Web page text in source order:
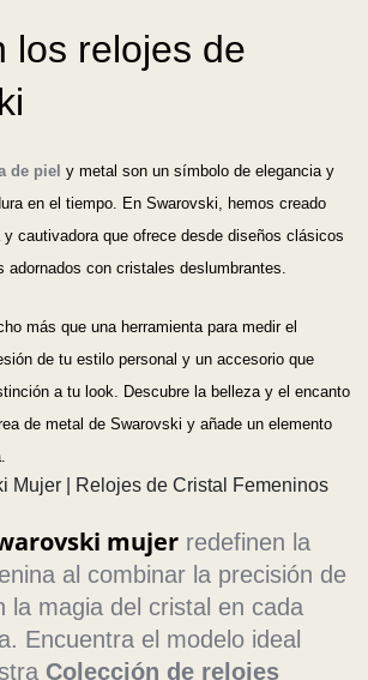
los relojes de
de piel y metal son un símbolo de elegancia y
en el tiempo. En Swarovski, hemos creado
cautivadora que ofrece desde diseños clásicos
adornados con cristales deslumbrantes.
más que una herramienta para medir el
de tu estilo personal y un accesorio que
a tu look. Descubre la belleza y el encanto
de metal de Swarovski y añade un elemento
Mujer | Relojes de Cristal Femeninos
mujer redefinen la
al combinar la precisión de
la magia del cristal en cada
Encuentra el modelo ideal
Colección de relojes